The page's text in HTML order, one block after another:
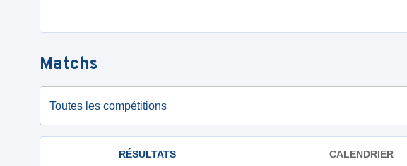
Matchs
Toutes les compétitions
RÉSULTATS CALENDRIER